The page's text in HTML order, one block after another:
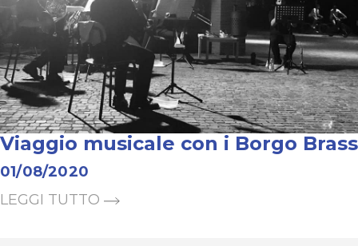
Viaggio musicale con i Borgo Brass
01/08/2020
LEGGI TUTTO